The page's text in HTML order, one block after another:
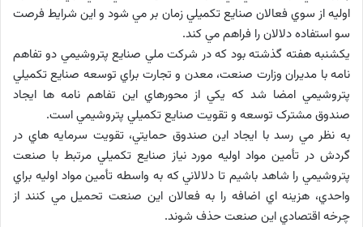
اوليه از سوي فعالان صنايع تکميلي زمان بر مي شود و اين شرايط فرصت
سو استفاده دلالان را فراهم مي کند.
يکشنبه هفته گذشته بود که در شرکت ملي صنايع پتروشيمي دو تفاهم
نامه با مديران وزارت صنعت، معدن و تجارت براي توسعه صنايع تکميلي
پتروشيمي امضا شد که يکي از محورهاي اين تفاهم نامه ها ايجاد
صندوق مشترک توسعه و تقويت صنايع تکميلي پتروشيمي است.
به نظر مي رسد با ايجاد اين صندوق حمايتي، تقويت سرمايه هاي در
گردش در تأمين مواد اوليه مورد نياز صنايع تکميلي مرتبط با صنعت
پتروشيمي را شاهد باشيم تا دلالاني که به واسطه تأمين مواد اوليه براي
واحدي، هزينه اي اضافه را به فعالان اين صنعت تحميل مي کنند از
چرخه اقتصادي اين صنعت حذف شوند.